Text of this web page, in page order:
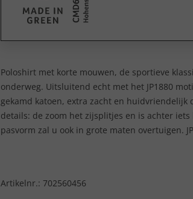
Poloshirt met korte mouwen, de sportieve
onderweg. Uitsluitend echt met het JP1880
gekamd katoen, extra zacht en huidvriendelijk
details: de zoom het zijsplitjes en is achter
pasvorm zal u ook in grote maten overtuigen.
Artikelnr.: 702560456